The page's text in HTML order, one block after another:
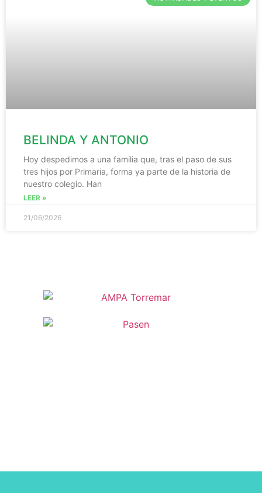
BELINDA Y ANTONIO
Hoy despedimos a una familia que, tras el paso de sus
tres hijos por Primaria, forma ya parte de la historia de
nuestro colegio. Han
LEER »
21/06/2026